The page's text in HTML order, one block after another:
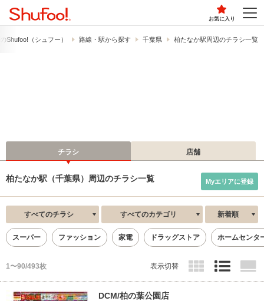
お気に入り
​Shufoo!​（シュフー） 路線・駅から探す 千葉県 柏たなか駅周辺のチラシ一覧
チラシ 店舗
柏たなか駅（千葉県）周辺のチラシ一覧 Myエリアに登録
すべてのチラシ すべてのカテゴリ 新着順
スーパー ファッション 家電 ドラッグストア ホームセンタ
1〜90/493枚 表示切替
DCM/柏の葉公園店